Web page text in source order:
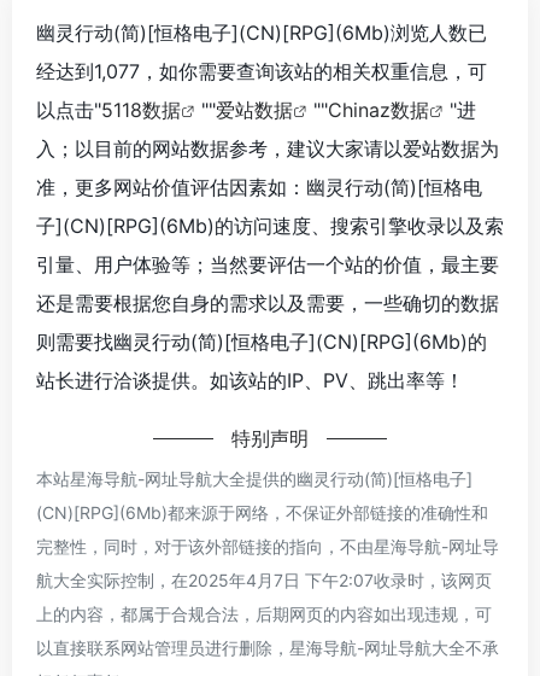
幽灵行动(简)[恒格电子](CN)[RPG](6Mb)浏览人数已
经达到1,077，如你需要查询该站的相关权重信息，可
以点击"5118数据 ""爱站数据 ""Chinaz数据
"进
入；以目前的网站数据参考，建议大家请以爱站数据为
准，更多网站价值评估因素如：幽灵行动(简)[恒格电
子](CN)[RPG](6Mb)的访问速度、搜索引擎收录以及索
引量、用户体验等；当然要评估一个站的价值，最主要
还是需要根据您自身的需求以及需要，一些确切的数据
则需要找幽灵行动(简)[恒格电子](CN)[RPG](6Mb)的
站长进行洽谈提供。如该站的IP、PV、跳出率等！
特别声明
本站星海导航-网址导航大全提供的幽灵行动(简)[恒格电子]
(CN)[RPG](6Mb)都来源于网络，不保证外部链接的准确性和
完整性，同时，对于该外部链接的指向，不由星海导航-网址导
航大全实际控制，在2025年4月7日 下午2:07收录时，该网页
上的内容，都属于合规合法，后期网页的内容如出现违规，可
以直接联系网站管理员进行删除，星海导航-网址导航大全不承